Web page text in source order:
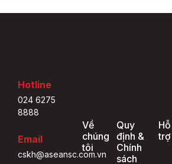
Hotline
024 6275
8888
Email
cskh@aseansc.com.vn
Về
chúng
tôi
Quy
định &
Chính
sách
Hỗ
trợ